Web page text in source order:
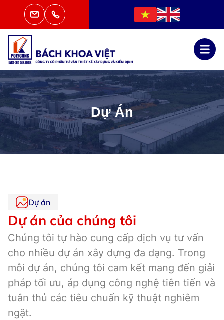
Dự Án
Dự án
Dự án của chúng tôi
Chúng tôi tự hào cung cấp dịch vụ tư vấn
cho nhiều dự án xây dựng đa dạng. Trong
mỗi dự án, chúng tôi cam kết mang đến giải
pháp tối ưu, áp dụng công nghệ tiên tiến và
tuân thủ các tiêu chuẩn kỹ thuật nghiêm
ngặt.